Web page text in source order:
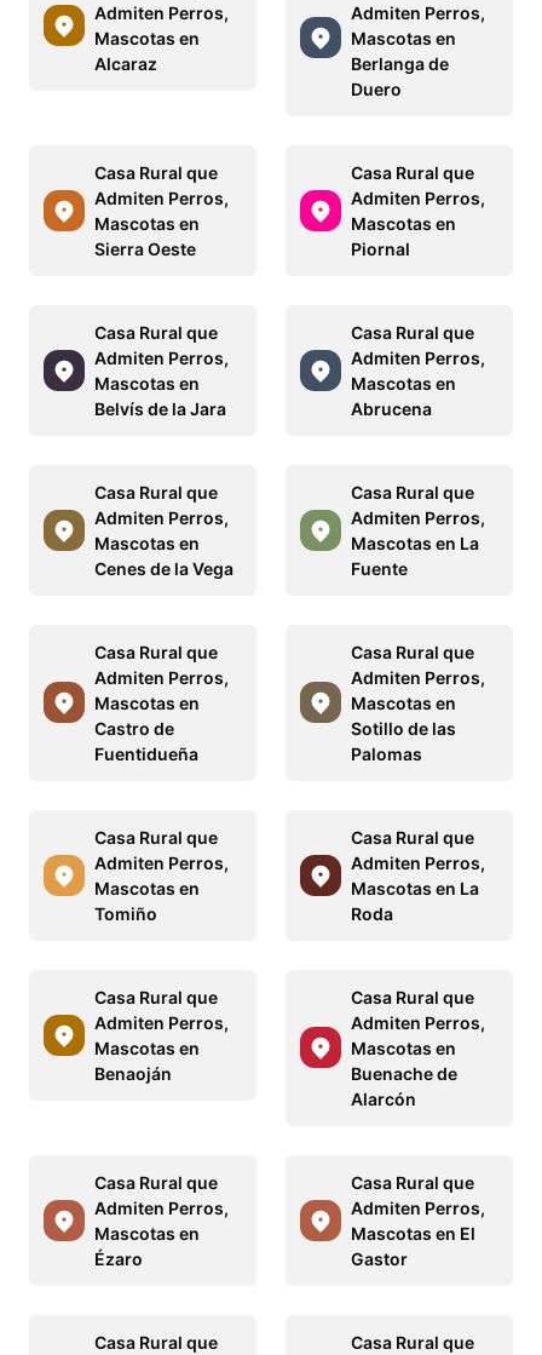
Admiten Perros,
Mascotas en
Alcaraz
Admiten Perros,
Mascotas en
Berlanga de
Duero
Casa Rural que
Admiten Perros,
Mascotas en
Sierra Oeste
Casa Rural que
Admiten Perros,
Mascotas en
Piornal
Casa Rural que
Admiten Perros,
Mascotas en
Belvís de la Jara
Casa Rural que
Admiten Perros,
Mascotas en
Abrucena
Casa Rural que
Admiten Perros,
Mascotas en
Cenes de la Vega
Casa Rural que
Admiten Perros,
Mascotas en La
Fuente
Casa Rural que
Admiten Perros,
Mascotas en
Castro de
Fuentidueña
Casa Rural que
Admiten Perros,
Mascotas en
Sotillo de las
Palomas
Casa Rural que
Admiten Perros,
Mascotas en
Tomiño
Casa Rural que
Admiten Perros,
Mascotas en La
Roda
Casa Rural que
Admiten Perros,
Mascotas en
Benaoján
Casa Rural que
Admiten Perros,
Mascotas en
Buenache de
Alarcón
Casa Rural que
Admiten Perros,
Mascotas en
Ézaro
Casa Rural que
Admiten Perros,
Mascotas en El
Gastor
Casa Rural que
Casa Rural que